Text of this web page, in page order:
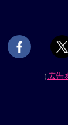
（広告